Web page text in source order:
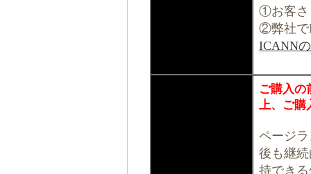
①お客さ
②弊社で
ICANN
ご購入の
上、ご
ページ
後も継
持でき